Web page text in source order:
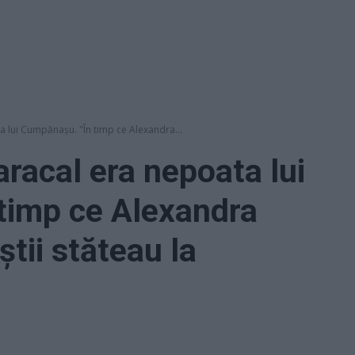
lui Cumpănaşu. "În timp ce Alexandra...
era nepoata lui
ce Alexandra
stăteau la